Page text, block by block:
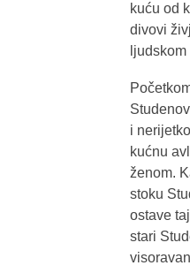
kuću od
divovi
ljudskom
i
kućnu
ženom.
stoku
ostave
stari